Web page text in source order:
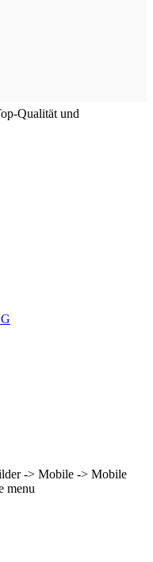
Qualität und
-> Mobile -> Mobile
menu